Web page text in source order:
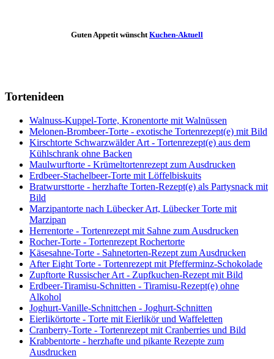
Guten Appetit wünschtKuchen-Aktuell
Tortenideen
Walnuss-Kuppel-Torte, Kronentorte mit Walnüssen
Melonen-Brombeer-Torte - exotische Tortenrezept(e) mit Bild
Kirschtorte Schwarzwälder Art - Tortenrezept(e) aus dem
Kühlschrank ohne Backen
Maulwurftorte - Krümeltortenrezept zum Ausdrucken
Erdbeer-Stachelbeer-Torte mit Löffelbiskuits
Bratwursttorte - herzhafte Torten-Rezept(e) als Partysnack mit
Bild
Marzipantorte nach Lübecker Art, Lübecker Torte mit
Marzipan
Herrentorte - Tortenrezept mit Sahne zum Ausdrucken
Rocher-Torte - Tortenrezept Rochertorte
Käsesahne-Torte - Sahnetorten-Rezept zum Ausdrucken
After Eight Torte - Tortenrezept mit Pfefferminz-Schokolade
Zupftorte Russischer Art - Zupfkuchen-Rezept mit Bild
Erdbeer-Tiramisu-Schnitten - Tiramisu-Rezept(e) ohne
Alkohol
Joghurt-Vanille-Schnittchen - Joghurt-Schnitten
Eierlikörtorte - Torte mit Eierlikör und Waffeletten
Cranberry-Torte - Tortenrezept mit Cranberries und Bild
Krabbentorte - herzhafte und pikante Rezepte zum
Ausdrucken